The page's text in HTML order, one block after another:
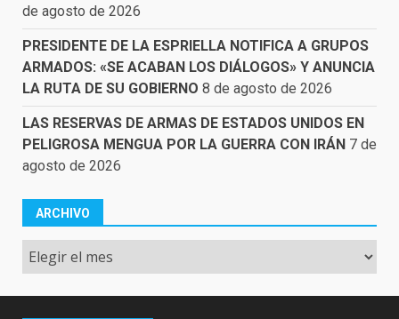
de agosto de 2026
PRESIDENTE DE LA ESPRIELLA NOTIFICA A GRUPOS
ARMADOS: «SE ACABAN LOS DIÁLOGOS» Y ANUNCIA
LA RUTA DE SU GOBIERNO 8 de agosto de 2026
LAS RESERVAS DE ARMAS DE ESTADOS UNIDOS EN
PELIGROSA MENGUA POR LA GUERRA CON IRÁN 7 de
agosto de 2026
ARCHIVO
Archivo